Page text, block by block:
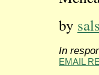
by
In
EMAIL